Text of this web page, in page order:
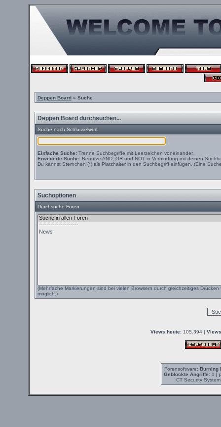
Deppen Board» Suche
Deppen Board durchsuchen...
Suche nach Schlüsselwort
Einfache Suche:Trenne Suchbegriffe mit Leerzeichen voneinander.
Erweiterte Suche:Benutze AND, OR und NOT in Verbindung mit deinen
Du kannst Sternchen (*) als Platzhalter in den Suchbegriff einfügen. (Eine
Suchoptionen
Durchsuche Foren
(Mehrfache Markierungen sind bei vielen Browsern durch gleichzeitiges Drücken
möglich.)
Views heute:105.394 |
Forensoftware: Burning
Geblockte Angriffe:1 |
CT Security